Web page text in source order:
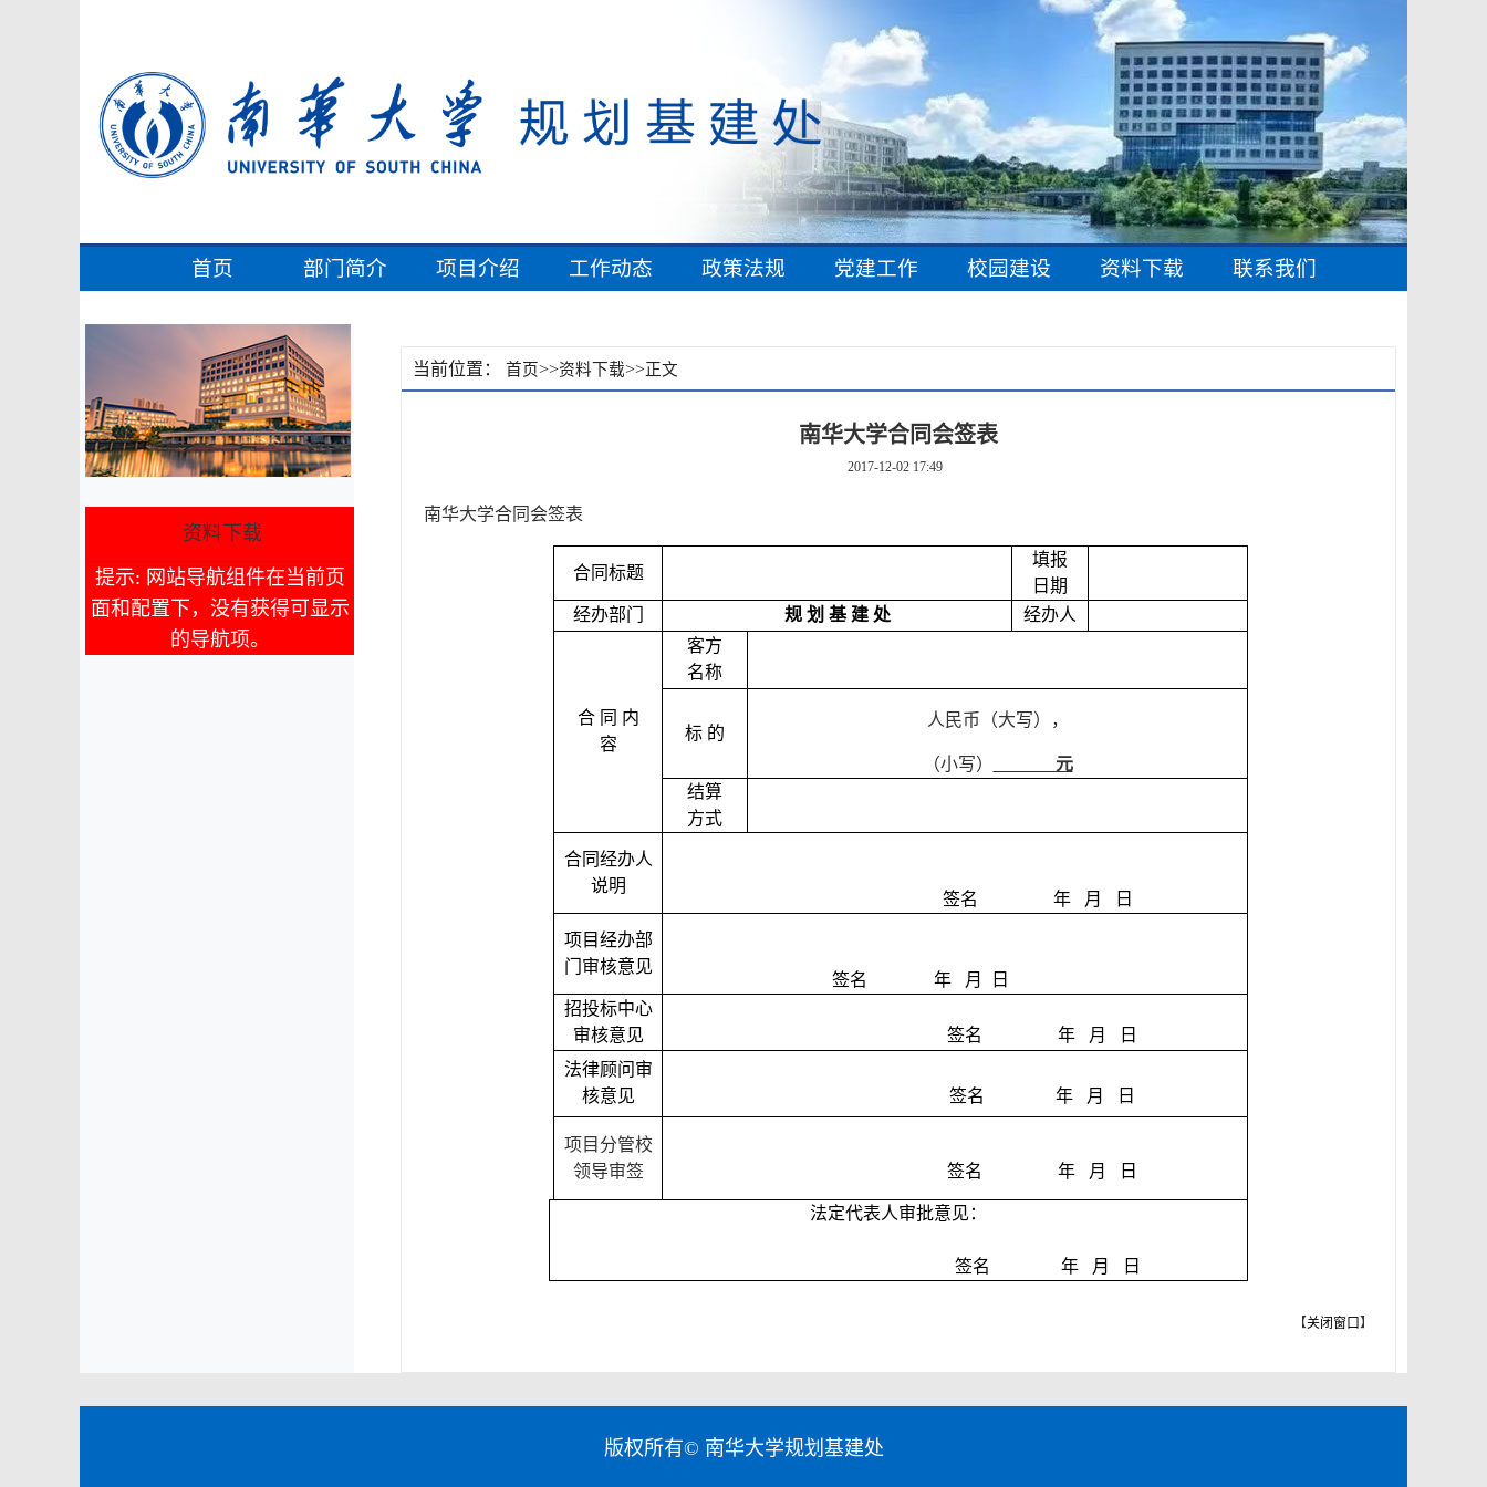
首页 部门简介 项目介绍 工作动态 政策法规 党建工作 校园建设 资料下载 联系我们
资料下载
提示: 网站导航组件在当前页
面和配置下，没有获得可显示
的导航项。
当前位置： 首页>>资料下载>>正文
南华大学合同会签表
2017-12-02 17:49
南华大学合同会签表
合同标题
填报
日期
经办部门
规 划 基 建 处 经办人
合 同 内
容
客方
名称
标 的
人民币（大写），
（小写）
元
结算
方式
合同经办人
说明
签名 年 月 日
项目经办部
门审核意见
签名 年 月
日
招投标中心
审核意见
签名 年 月
日
法律顾问审
核意见
签名 年 月 日
项目分管校
领导审签
签名 年 月 日
法定代表人审批意见：
签名 年 月 日
【关闭窗口】
版权所有© 南华大学规划基建处